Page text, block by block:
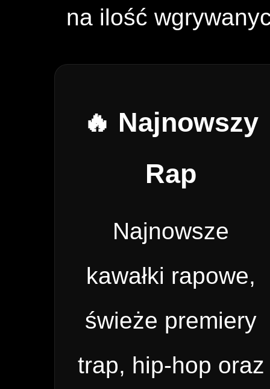
na ilość
🔥 Najnowszy
Rap
Najnowsze
kawałki rapowe,
świeże premiery
trap, hip-hop oraz